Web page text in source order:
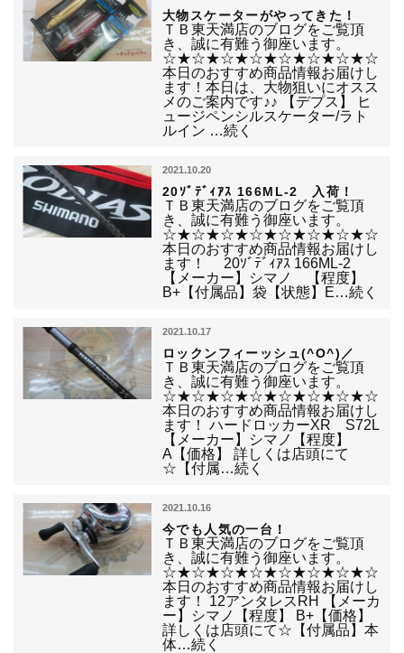
大物スケーターがやってきた！
ＴＢ東天満店のブログをご覧頂
き、誠に有難う御座います。
☆★☆★☆★☆★☆★☆★☆★☆
本日のおすすめ商品情報お届けし
ます！本日は、大物狙いにオスス
メのご案内です♪♪ 【デプス】 ヒ
ュージペンシルスケーター/ラト
ルイン …続く
2021.10.20
20ｿﾞﾃﾞｨｱｽ 166ML-2 入荷！
ＴＢ東天満店のブログをご覧頂
き、誠に有難う御座います。
☆★☆★☆★☆★☆★☆★☆★☆
本日のおすすめ商品情報お届けし
ます！ 20ｿﾞﾃﾞｨｱｽ 166ML-2
【メーカー】シマノ 【程度】
B+【付属品】袋【状態】E…続く
2021.10.17
ロックンフィーッシュ(^O^)／
ＴＢ東天満店のブログをご覧頂
き、誠に有難う御座います。
☆★☆★☆★☆★☆★☆★☆★☆
本日のおすすめ商品情報お届けし
ます！ ハードロッカーXR S72L
【メーカー】シマノ【程度】
A【価格】 詳しくは店頭にて
☆【付属…続く
2021.10.16
今でも人気の一台！
ＴＢ東天満店のブログをご覧頂
き、誠に有難う御座います。
☆★☆★☆★☆★☆★☆★☆★☆
本日のおすすめ商品情報お届けし
ます！ 12アンタレスRH 【メーカ
ー】シマノ【程度】 B+【価格】
詳しくは店頭にて☆【付属品】本
体…続く